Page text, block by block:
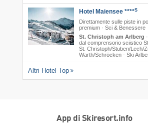
Hotel Maiensee ****S
Direttamente sulle piste in
premium · Sci & Benessere
St. Christoph am Arlberg ·
dal comprensorio sciistico
St. Christoph/​Stuben/​Lech/​
Warth/​Schröcken - Ski
Altri Hotel Top
App di Skiresort.info